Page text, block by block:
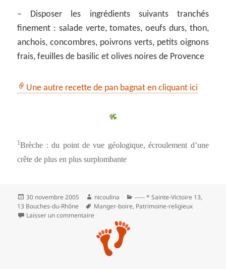
– Disposer les ingrédients suivants tranchés
finement : salade verte, tomates, oeufs durs, thon,
anchois, concombres, poivrons verts, petits oignons
frais, feuilles de basilic et olives noires de Provence
Une autre recette de pan bagnat en cliquant ici
1Brèche : du point de vue géologique, écroulement d’une
crête de plus en plus surplombante
Publié
le
30 novembre 2005 Auteur
nicoulina Catégories
----- * Sainte-Victoire 13,
13 Bouches-du-Rhône
Mots-
clés
Manger-boire, Patrimoine-religieux
Laisser un commentaire